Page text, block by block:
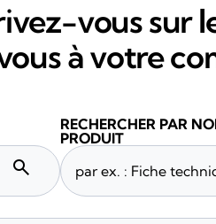
vous sur
à votre
search
RECHERCHER PAR
PRODUIT